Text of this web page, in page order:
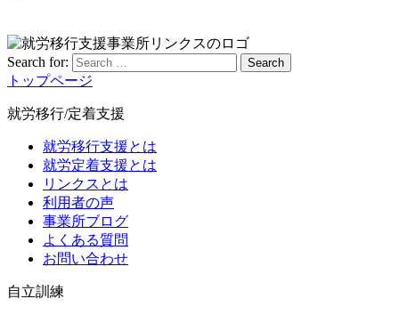
Search for: Search
トップページ
就労移行/定着支援
就労移行支援とは
就労定着支援とは
リンクスとは
利用者の声
事業所ブログ
よくある質問
お問い合わせ
自立訓練